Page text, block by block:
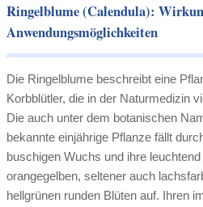
Ringelblume (Calendula):
Anwendungsmöglichkeiten
Die Ringelblume beschreibt eine
Korbblütler, die in der Naturmedizin
Die auch unter dem botanischen
bekannte einjährige Pflanze fällt
buschigen Wuchs und ihre
orangegelben, seltener auch
hellgrünen runden Blüten auf. Ihren